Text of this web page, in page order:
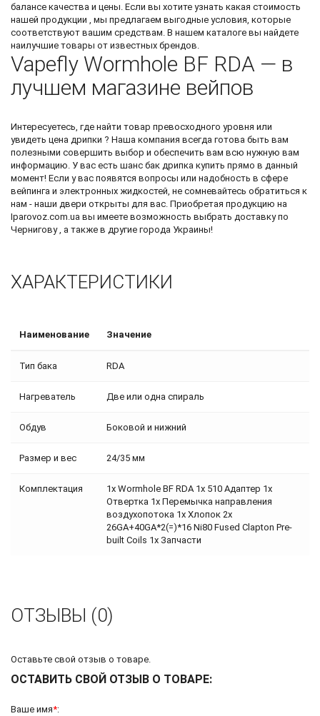
балансе качества и цены. Если вы хотите узнать какая стоимость
нашей продукции , мы предлагаем выгодные условия, которые
соответствуют вашим средствам. В нашем каталоге вы найдете
наилучшие товары от известных брендов.
Vapefly Wormhole BF RDA — в
лучшем магазине вейпов
Интересуетесь, где найти товар превосходного уровня или
увидеть цена дрипки ? Наша компания всегда готова быть вам
полезными совершить выбор и обеспечить вам всю нужную вам
информацию. У вас есть шанс бак дрипка купить прямо в данный
момент! Если у вас появятся вопросы или надобность в сфере
вейпинга и электронных жидкостей, не сомневайтесь обратиться к
нам - наши двери открыты для вас. Приобретая продукцию на
Iparovoz.com.ua вы имеете возможность выбрать доставку по
Чернигову , а также в другие города Украины!
ХАРАКТЕРИСТИКИ
Наименование Значение
Тип бака RDA
Нагреватель Две или одна спираль
Обдув Боковой и нижний
Размер и вес 24/35 мм
Комплектация
1x Wormhole BF RDA 1x 510 Адаптер 1x
Отвертка 1x Перемычка направления
воздухопотока 1x Хлопок 2x
26GA+40GA*2(=)*16 Ni80 Fused Clapton Pre-
built Coils 1x Запчасти
ОТЗЫВЫ (0)
Оставьте свой отзыв о товаре.
ОСТАВИТЬ СВОЙ ОТЗЫВ О ТОВАРЕ:
Ваше имя*: